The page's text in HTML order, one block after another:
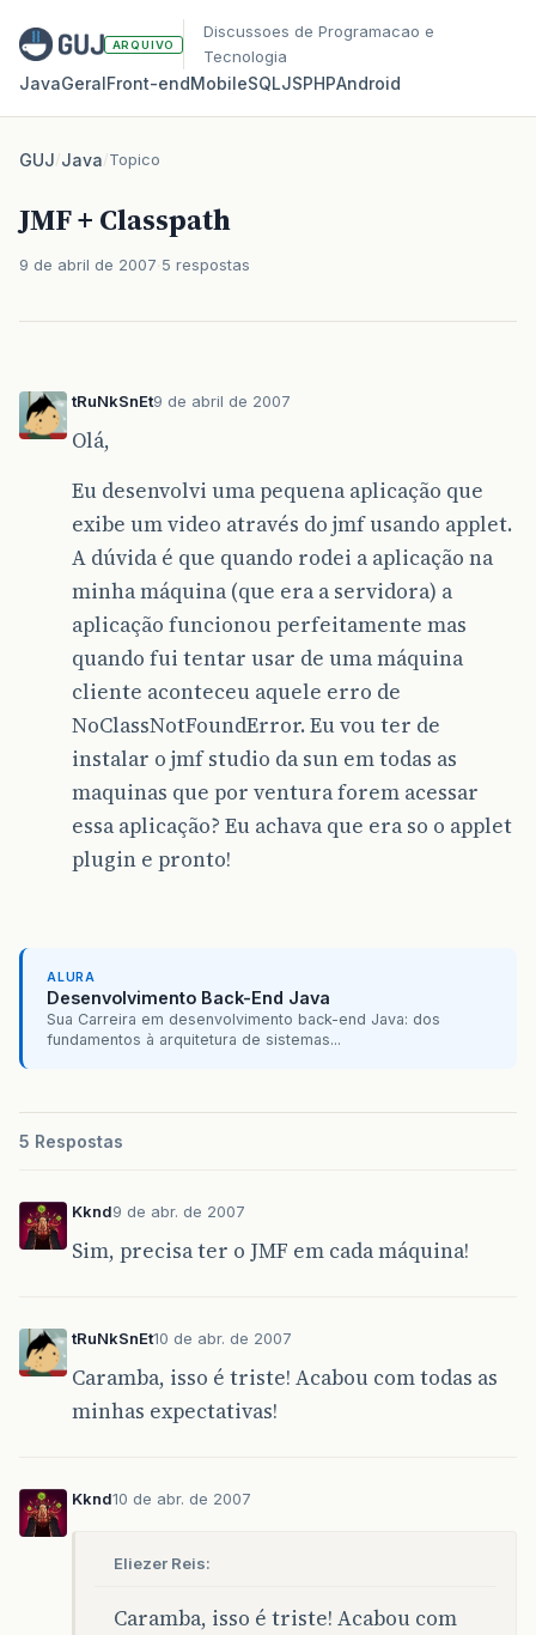
ARQUIVO
Discussoes de Programacao e
Tecnologia
JavaGeralFront‑endMobileSQLJSPHPAndroid
GUJ/Java/Topico
JMF + Classpath
9 de abril de 2007 5 respostas
tRuNkSnEt9 de abril de 2007
Olá,
Eu desenvolvi uma pequena aplicação que
exibe um video através do jmf usando applet.
A dúvida é que quando rodei a aplicação na
minha máquina (que era a servidora) a
aplicação funcionou perfeitamente mas
quando fui tentar usar de uma máquina
cliente aconteceu aquele erro de
NoClassNotFoundError. Eu vou ter de
instalar o jmf studio da sun em todas as
maquinas que por ventura forem acessar
essa aplicação? Eu achava que era so o applet
plugin e pronto!
ALURA
Desenvolvimento Back-End Java
Sua Carreira em desenvolvimento back-end Java: dos
fundamentos à arquitetura de sistemas...
5 Respostas
Kknd9 de abr. de 2007
Sim, precisa ter o JMF em cada máquina!
tRuNkSnEt10 de abr. de 2007
Caramba, isso é triste! Acabou com todas as
minhas expectativas!
Kknd10 de abr. de 2007
Eliezer Reis:
Caramba, isso é triste! Acabou com